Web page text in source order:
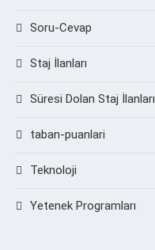
Soru-Cevap
Staj İlanları
Süresi Dolan Staj İlanları
taban-puanlari
Teknoloji
Yetenek Programları